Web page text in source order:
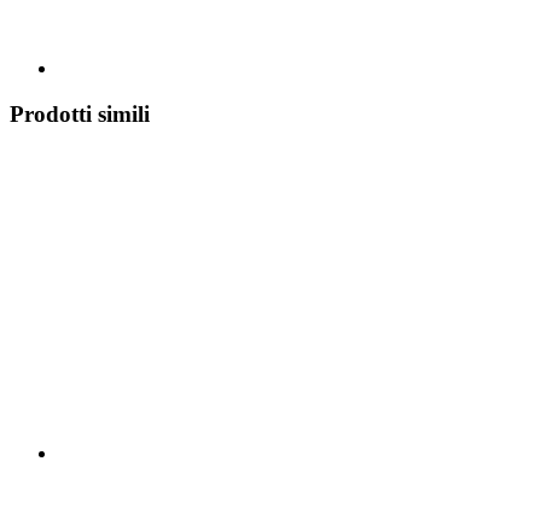
Prodotti simili